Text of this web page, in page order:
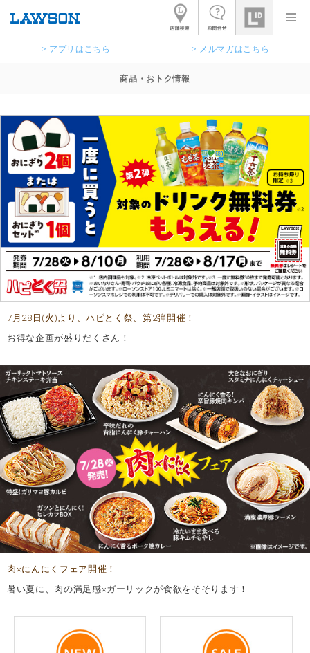
> アプリはこちら > メルマガはこちら
商品・おトク情報
7月28日(火)より、ハピとく祭、第2弾開催！
お得な企画が盛りだくさん！
肉×にんにくフェア開催！
暑い夏に、肉の満足感×ガーリックが食欲をそそります！